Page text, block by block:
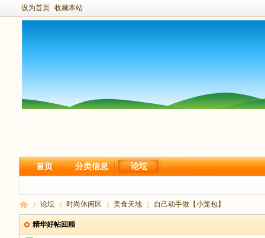
设为首页 收藏本站
首页 分类信息 论坛
论坛 时尚休闲区 美食天地 自己动手做【小笼包】
精华好帖回顾